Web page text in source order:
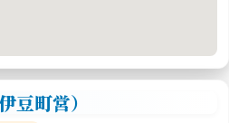
豆町営）